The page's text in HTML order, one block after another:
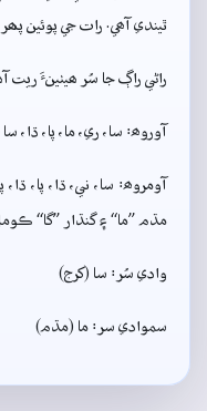
ٿيندي آھي. رات جي پوئين
راڻي راڳ جا سُر ھيٺينءَ ريت
آوروھ: سا، ري، ما، پا،
آومروھ: سا، ني، ڌا، پا،
مڌم ”ما“ ۽ گنڌار ”گا“
وادي سُر: سا (کرج)
سموادي سر: ما (مڌم)